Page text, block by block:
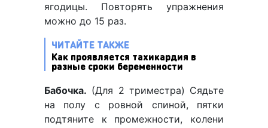
ягодицы. Повторять упражнения
можно до 15 раз.
ЧИТАЙТЕ ТАКЖЕ
Как проявляется тахикардия в
разные сроки беременности
Бабочка. (Для 2 триместра) Сядьте
на полу с ровной спиной, пятки
подтяните к промежности, колени